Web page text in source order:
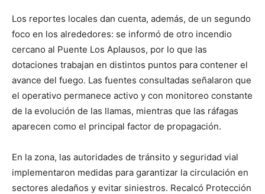
Los reportes locales dan cuenta, además, de un segundo
foco en los alrededores: se informó de otro incendio
cercano al Puente Los Aplausos, por lo que las
dotaciones trabajan en distintos puntos para contener el
avance del fuego. Las fuentes consultadas señalaron que
el operativo permanece activo y con monitoreo constante
de la evolución de las llamas, mientras que las ráfagas
aparecen como el principal factor de propagación.
En la zona, las autoridades de tránsito y seguridad vial
implementaron medidas para garantizar la circulación en
sectores aledaños y evitar siniestros. Recalcó Protección